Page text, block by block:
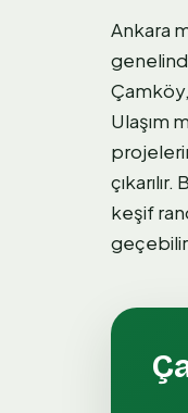
Ankara
Ulaşım
keşif